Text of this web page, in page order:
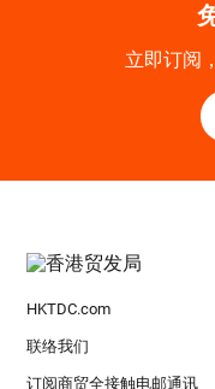
立即订阅
HKTDC.com
联络我们
订阅商贸全接触电邮通讯